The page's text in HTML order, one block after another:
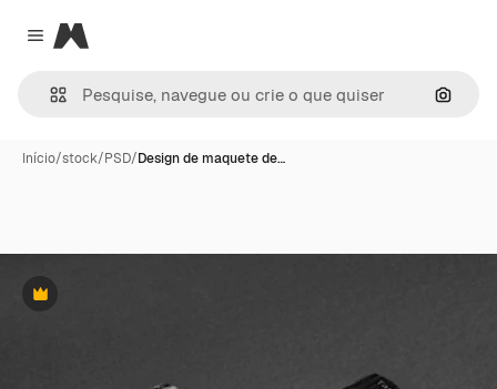
Close menu
Magnific
Início/stock/PSD/Design de maquete de…
Premium